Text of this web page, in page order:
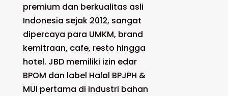
premium dan berkualitas asli
Indonesia sejak 2012, sangat
dipercaya para UMKM, brand
kemitraan, cafe, resto hingga
hotel. JBD memiliki izin edar
BPOM dan label Halal BPJPH &
MUI pertama di industri bahan